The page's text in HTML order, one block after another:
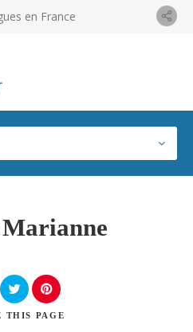
en France
THIS PAGE